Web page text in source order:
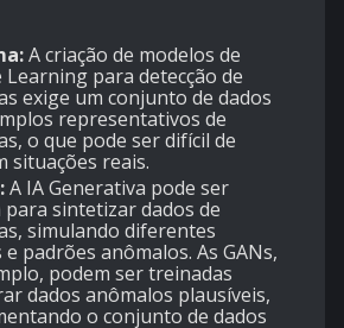
A criação de modelos de
Learning para detecção de
exige um conjunto de dados
representativos de
o que pode ser difícil de
situações reais.
A IA Generativa pode ser
para sintetizar dados de
simulando diferentes
padrões anômalos. As GANs,
podem ser treinadas
dados anômalos plausíveis,
o conjunto de dados